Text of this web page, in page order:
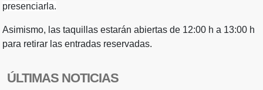
presenciarla.
Asimismo, las taquillas estarán abiertas de 12:00 h a 13:00 h
para retirar las entradas reservadas.
ÚLTIMAS NOTICIAS